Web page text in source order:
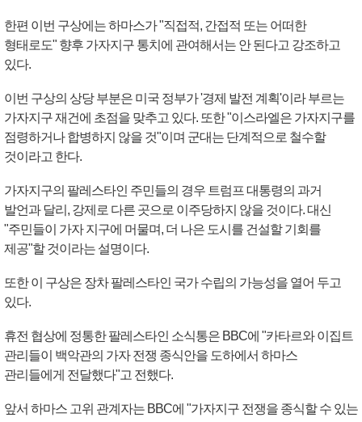
한편 이번 구상에는 하마스가 "직접적, 간접적 또는 어떠한
형태로도" 향후 가자지구 통치에 관여해서는 안 된다고 강조하고
있다.
이번 구상의 상당 부분은 미국 정부가 '경제 발전 계획'이라 부르는
가자지구 재건에 초점을 맞추고 있다. 또한 "이스라엘은 가자지구를
점령하거나 합병하지 않을 것"이며 군대는 단계적으로 철수할
것이라고 한다.
가자지구의 팔레스타인 주민들의 경우 트럼프 대통령의 과거
발언과 달리, 강제로 다른 곳으로 이주당하지 않을 것이다. 대신
"주민들이 가자 지구에 머물며, 더 나은 도시를 건설할 기회를
제공"할 것이라는 설명이다.
또한 이 구상은 장차 팔레스타인 국가 수립의 가능성을 열어 두고
있다.
휴전 협상에 정통한 팔레스타인 소식통은 BBC에 "카타르와 이집트
관리들이 백악관의 가자 전쟁 종식안을 도하에서 하마스
관리들에게 전달했다"고 전했다.
앞서 하마스 고위 관계자는 BBC에 "가자지구 전쟁을 종식할 수 있는